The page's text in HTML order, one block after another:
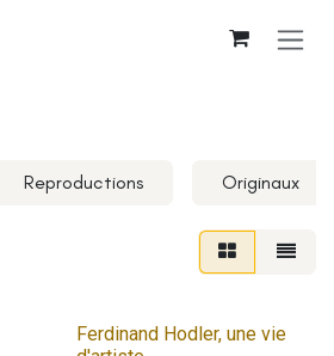
Reproductions Originaux
Ferdinand Hodler, une vie